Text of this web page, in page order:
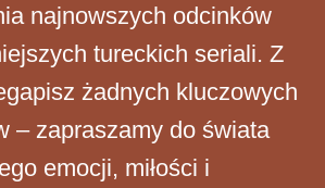
najnowszych odcinków
tureckich seriali. Z
żadnych kluczowych
– zapraszamy do świata
emocji, miłości i